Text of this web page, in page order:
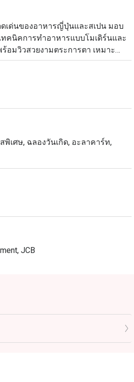
เด่นของอาหารญี่ปุ่นและสเปน มอบ
คนิคการทำอาหารแบบโมเดิร์นและ
อมวิวสวยงามตระการตา เหมาะ
ลงตัว
เศษ, ฉลองวันเกิด, อะลาคาร์ท,
JCB